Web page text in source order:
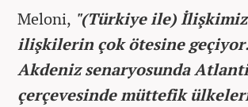
Meloni, "(Türkiye ile)
ilişkilerin çok ötesine
Akdeniz senaryosunda
çerçevesinde müttefik